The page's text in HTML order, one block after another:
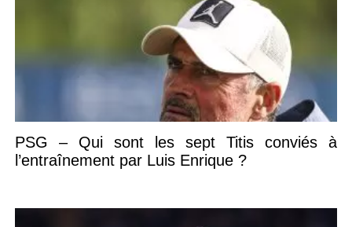
PSG – Qui sont les sept Titis conviés à
l’entraînement par Luis Enrique ?